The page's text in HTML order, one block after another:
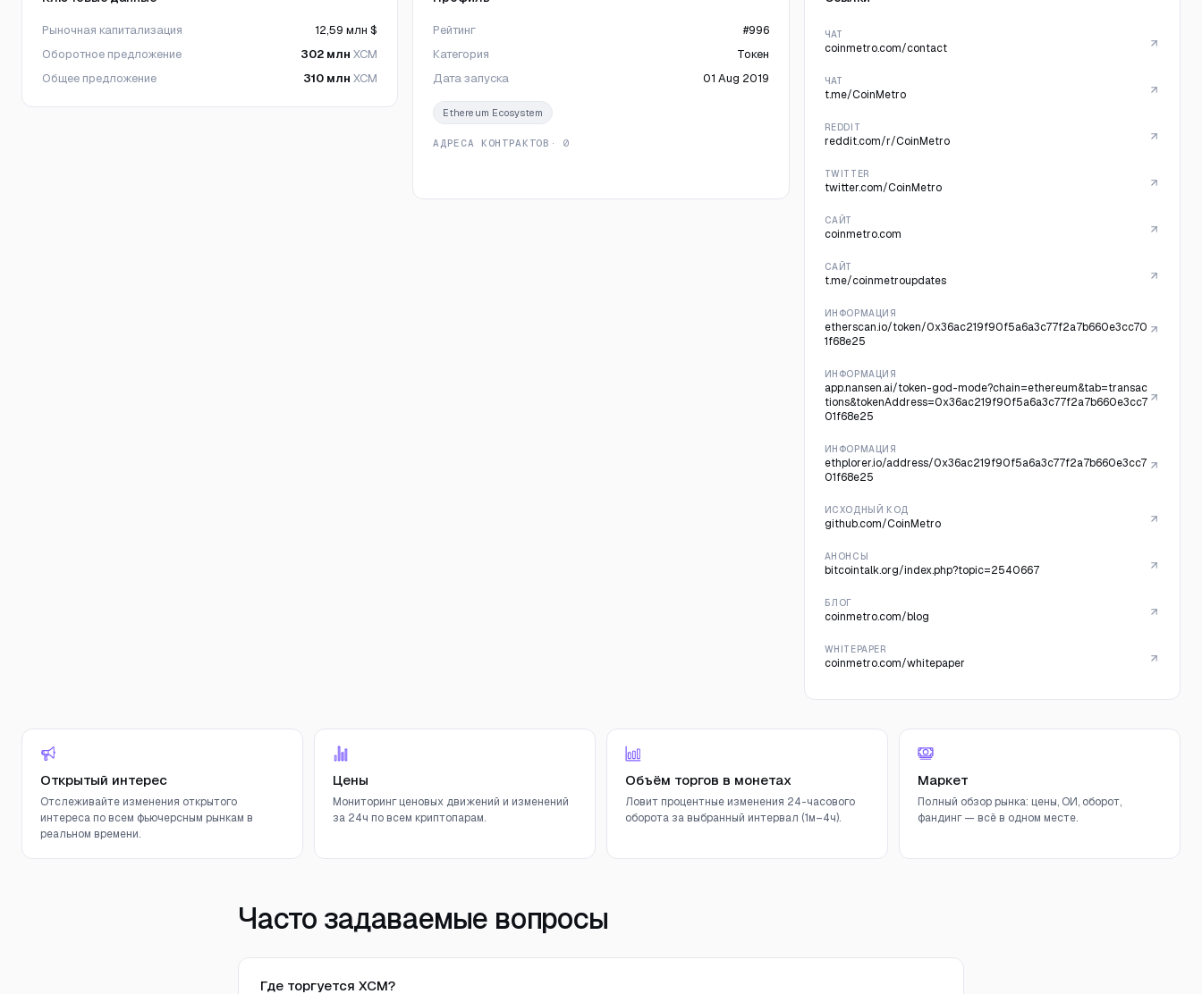
Рыночная капитализация
12,59 млн $
Оборотное предложение
302 млн XCM
Общее предложение
310 млн XCM
Рейтинг
#996
Категория
Токен
Дата запуска
01 Aug 2019
Ethereum Ecosystem
АДРЕСА КОНТРАКТОВ · 0
ЧАТ
coinmetro.com/contact
ЧАТ
t.me/CoinMetro
REDDIT
reddit.com/r/CoinMetro
TWITTER
twitter.com/CoinMetro
САЙТ
coinmetro.com
САЙТ
t.me/coinmetroupdates
ИНФОРМАЦИЯ
etherscan.io/token/0x36ac219f90f5a6a3c77f2a7b660e3cc70
1f68e25
ИНФОРМАЦИЯ
app.nansen.ai/token-god-mode?chain=ethereum&tab=transac
tions&tokenAddress=0x36ac219f90f5a6a3c77f2a7b660e3cc7
01f68e25
ИНФОРМАЦИЯ
ethplorer.io/address/0x36ac219f90f5a6a3c77f2a7b660e3cc7
01f68e25
ИСХОДНЫЙ КОД
github.com/CoinMetro
АНОНСЫ
bitcointalk.org/index.php?topic=2540667
БЛОГ
coinmetro.com/blog
WHITEPAPER
coinmetro.com/whitepaper
Открытый интерес
Отслеживайте изменения открытого
интереса по всем фьючерсным рынкам в
реальном времени.
Цены
Мониторинг ценовых движений и изменений
за 24ч по всем криптопарам.
Объём торгов в монетах
Ловит процентные изменения 24-часового
оборота за выбранный интервал (1м–4ч).
Маркет
Полный обзор рынка: цены, ОИ, оборот,
фандинг — всё в одном месте.
Часто задаваемые вопросы
Где торгуется XCM?